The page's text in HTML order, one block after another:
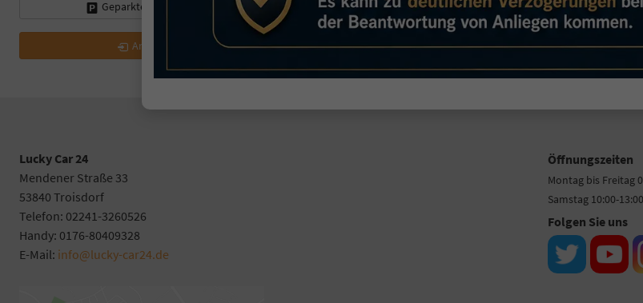
Geparkte Fahrzeuge (
Anmelden
Lucky Car 24
Mendener Straße 33
53840 Troisdorf
Telefon: 02241-3260526
Handy: 0176-80409328
E-Mail: info@lucky-car24.de
Öffnungszeiten
Montag bis Freitag
Samstag 10:00-
Folgen Sie uns